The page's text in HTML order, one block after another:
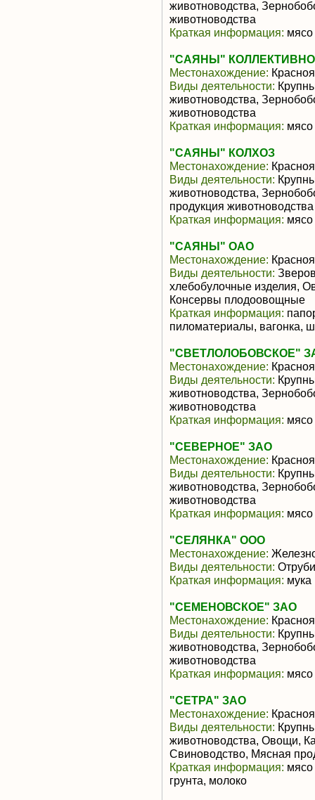
животноводства,
животноводства
Краткая информация: мясо
"САЯНЫ"
Местонахождение:
Виды деятельности:
животноводства,
животноводства
Краткая информация: мясо
"САЯНЫ" КОЛХОЗ
Местонахождение:
Виды деятельности:
животноводства,
продукция животноводства
Краткая информация: мясо
"САЯНЫ" ОАО
Местонахождение:
Виды деятельности:
хлебобулочные изделия,
Консервы плодоовощные
Краткая информация:
пиломатериалы, вагонка,
"СВЕТЛОЛОБОВСКОЕ"
Местонахождение:
Виды деятельности:
животноводства,
животноводства
Краткая информация: мясо
"СЕВЕРНОЕ" ЗАО
Местонахождение:
Виды деятельности:
животноводства,
животноводства
Краткая информация: мясо
"СЕЛЯНКА" ООО
Местонахождение:
Виды деятельности:
Краткая информация: мука
"СЕМЕНОВСКОЕ" ЗАО
Местонахождение:
Виды деятельности:
животноводства,
животноводства
Краткая информация: мясо
"СЕТРА" ЗАО
Местонахождение:
Виды деятельности:
животноводства, Овощи,
Свиноводство, Мясная
Краткая информация: мясо
грунта, молоко